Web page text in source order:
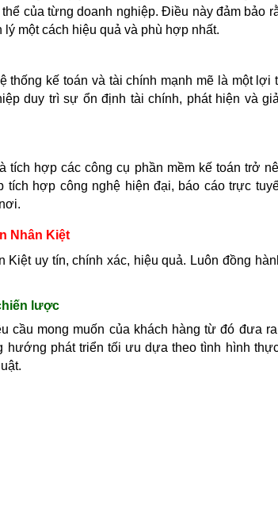
của từng doanh nghiệp. Điều này đảm bảo
một cách hiệu quả và phù hợp nhất.
thống kế toán và tài chính mạnh mẽ là một lợi
duy trì sự ổn định tài chính, phát hiện và
hợp các công cụ phần mềm kế toán trở
hợp công nghệ hiện đại, báo cáo trực
Nhân Kiệt
Kiệt uy tín, chính xác, hiệu quả. Luôn đồng
lược
cầu mong muốn của khách hàng từ đó đưa
phát triển tối ưu dựa theo tình hình